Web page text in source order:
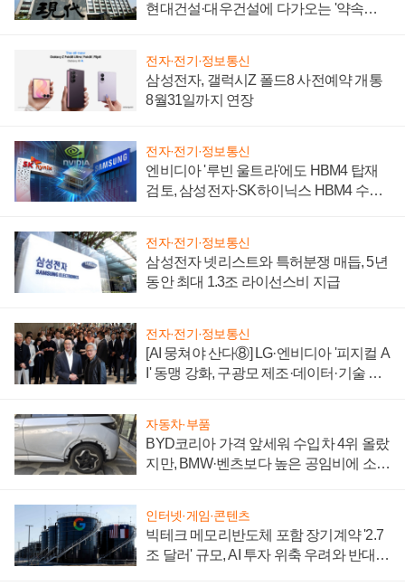
현대건설·대우건설에 다가오는 '약속의
전자·전기·정보통신
삼성전자, 갤럭시Z 폴드8 사전예약 개통
8월31일까지 연장
전자·전기·정보통신
엔비디아 '루빈 울트라'에도 HBM4 탑재
검토, 삼성전자·SK하이닉스 HBM4 수율
전자·전기·정보통신
삼성전자 넷리스트와 특허분쟁 매듭, 5년
동안 최대 1.3조 라이선스비 지급
전자·전기·정보통신
[AI 뭉쳐야 산다⑧] LG·엔비디아 '피지컬 A
I' 동맹 강화, 구광모 제조·데이터·기술 결
자동차·부품
BYD코리아 가격 앞세워 수입차 4위 올랐
지만, BMW·벤츠보다 높은 공임비에 소비
인터넷·게임·콘텐츠
빅테크 메모리반도체 포함 장기계약 '2.7
조 달러' 규모, AI 투자 위축 우려와 반대